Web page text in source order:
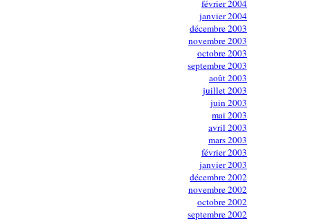
février 2004
janvier 2004
décembre 2003
novembre 2003
octobre 2003
septembre 2003
août 2003
juillet 2003
juin 2003
mai 2003
avril 2003
mars 2003
février 2003
janvier 2003
décembre 2002
novembre 2002
octobre 2002
septembre 2002